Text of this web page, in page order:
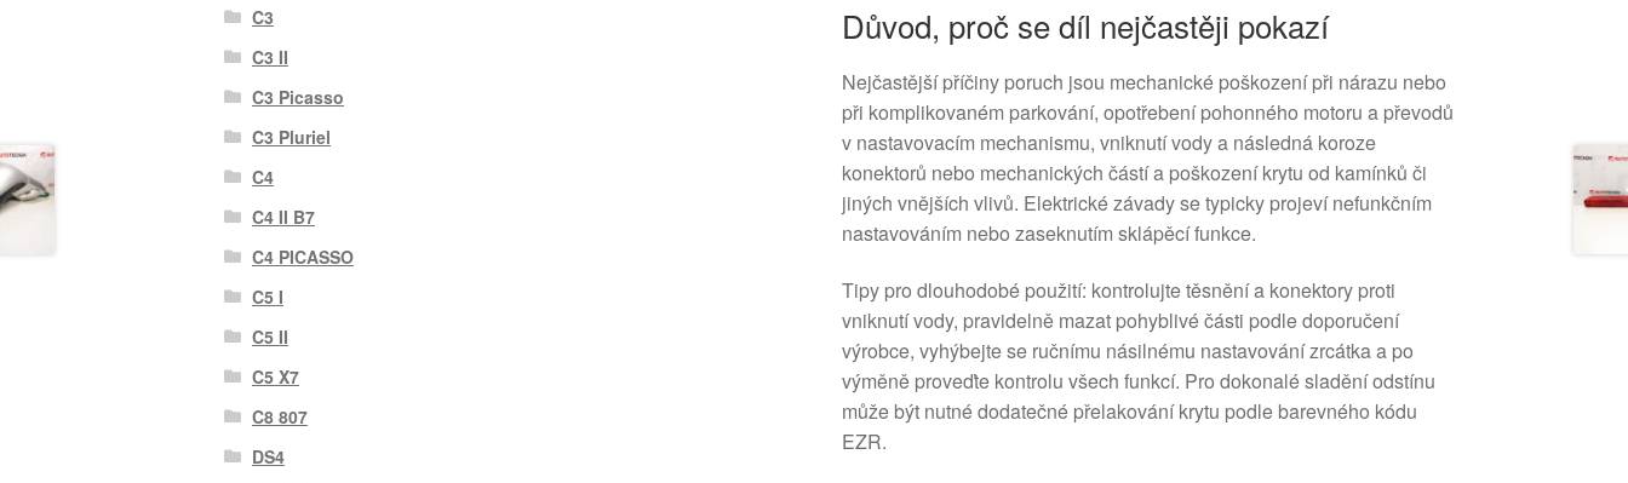
Důvod, proč se díl nejčastěji pokazí
Nejčastější příčiny poruch jsou mechanické poškození při nárazu nebo
při komplikovaném parkování, opotřebení pohonného motoru a převodů
v nastavovacím mechanismu, vniknutí vody a následná koroze
konektorů nebo mechanických částí a poškození krytu od kamínků či
jiných vnějších vlivů. Elektrické závady se typicky projeví nefunkčním
nastavováním nebo zaseknutím sklápěcí funkce.
Tipy pro dlouhodobé použití: kontrolujte těsnění a konektory proti
vniknutí vody, pravidelně mazat pohyblivé části podle doporučení
výrobce, vyhýbejte se ručnímu násilnému nastavování zrcátka a po
výměně proveďte kontrolu všech funkcí. Pro dokonalé sladění odstínu
může být nutné dodatečné přelakování krytu podle barevného kódu
EZR.
C3
C3 II
C3 Picasso
C3 Pluriel
C4
C4 II B7
C4 PICASSO
C5 I
C5 II
C5 X7
C8 807
DS4